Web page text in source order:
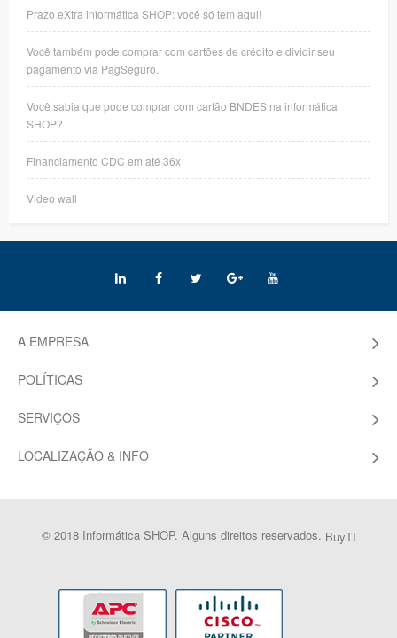
Prazo eXtra informática SHOP: você só tem aqui!
Você também pode comprar com cartões de crédito e dividir seu
pagamento via PagSeguro.
Você sabia que pode comprar com cartão BNDES na informática
SHOP?
Financiamento CDC em até 36x
Video wall
A EMPRESA
POLÍTICAS
SERVIÇOS
LOCALIZAÇÃO & INFO
© 2018 Informática SHOP. Alguns direitos reservados. BuyTI